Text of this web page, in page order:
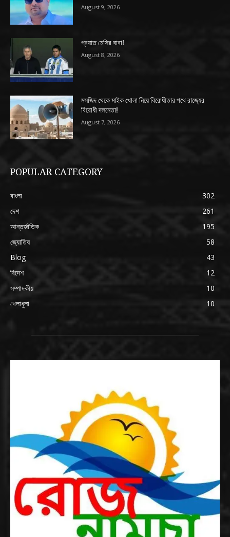
August 9, 2026
প্রয়াত মেসির বাবা!
August 8, 2026
মসজিদ থেকে মাইক খোলা নিয়ে বিরোধীতার পথে রাজ্যের
বিরোধী দলনেতা!
August 7, 2026
POPULAR CATEGORY
বাংলা
302
দেশ
261
আন্তর্জাতিক
195
জ্যোতিষ
58
Blog
43
বিদেশ
12
সম্পাদকীয়
10
খেলাধুলা
10